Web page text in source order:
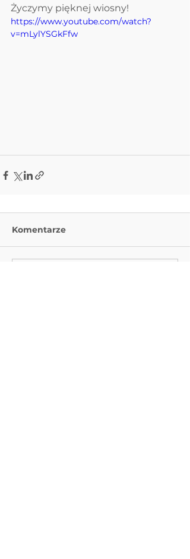
Życzymy pięknej wiosny!
https://www.youtube.com/watch?
v=mLylYSGkFfw
Komentarze